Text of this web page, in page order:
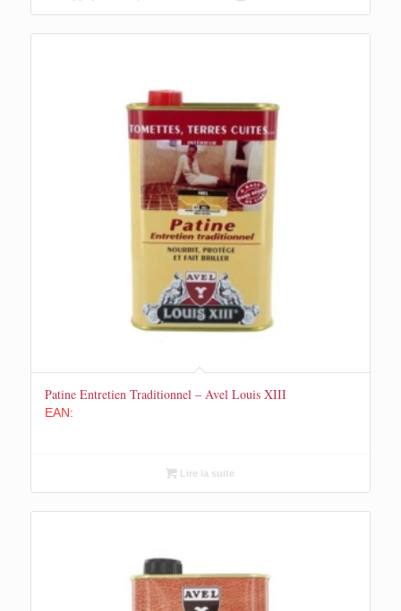
Patine Entretien Traditionnel – Avel Louis XIII
EAN:
Lire la suite